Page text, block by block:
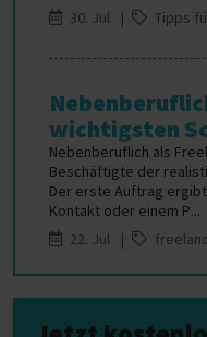
30. Jul |
Tipps
wichtigsten
Nebenberuflich als
Beschäftigte der
Der erste Auftrag
Kontakt oder einem P...
22. Jul |